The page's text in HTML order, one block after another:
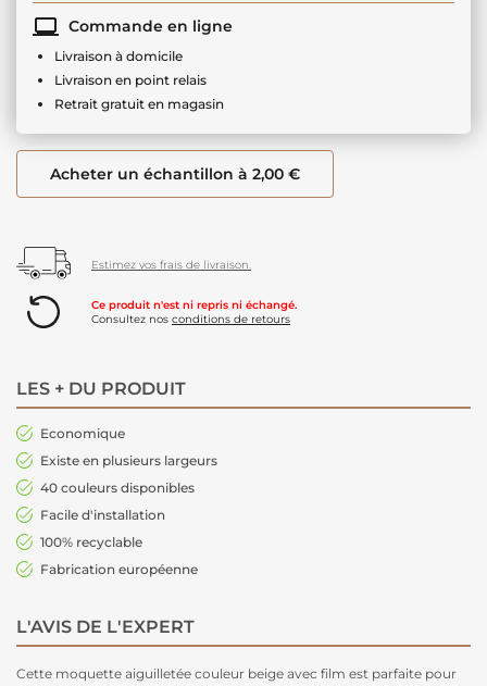
Commande en ligne
Livraison à domicile
Livraison en point relais
Retrait gratuit en magasin
Acheter un échantillon à 2,00 €
Estimez vos frais de livraison.
Ce produit n'est ni repris ni échangé.
Consultez nos conditions de retours
LES + DU PRODUIT
Economique
Existe en plusieurs largeurs
40 couleurs disponibles
Facile d'installation
100% recyclable
Fabrication européenne
L'AVIS DE L'EXPERT
Cette moquette aiguilletée couleur beige avec film est parfaite pour